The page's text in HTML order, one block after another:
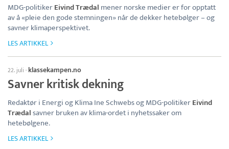
MDG-politikerEivind Trædal mener norske medier er for opptatt
av å «pleie den gode stemningen» når de dekker hetebølger – og
savner klimaperspektivet.
LES ARTIKKEL
22. juli · klassekampen.no
Savner kritisk dekning
Redaktør i Energi og Klima Ine Schwebs og MDG-politikerEivind
Trædalsavner bruken av klima-ordet i nyhetssaker om
hetebølgene.
LES ARTIKKEL